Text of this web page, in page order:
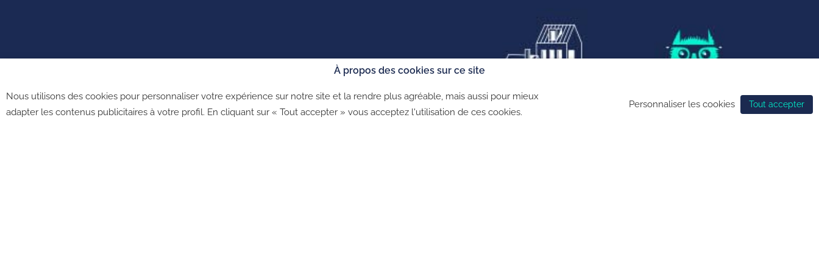
Politique de confidentialité
©2026 - CGU - CGV - Politique de confidentialité - Politique de gestion des cookies
À propos des cookies sur ce site
Nous utilisons des cookies pour personnaliser votre expérience sur notre site et la rendre plus agréable, mais aussi pour mieux
adapter les contenus publicitaires à votre profil. En cliquant sur « Tout accepter » vous acceptez l'utilisation de ces cookies.
Personnaliser les cookies Tout accepter